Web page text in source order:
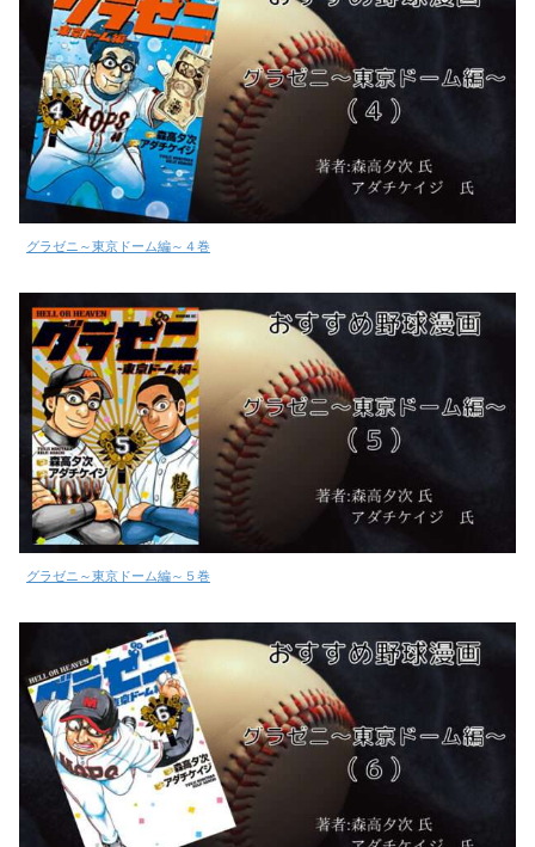
グラゼニ～東京ドーム編～４巻
グラゼニ～東京ドーム編～５巻